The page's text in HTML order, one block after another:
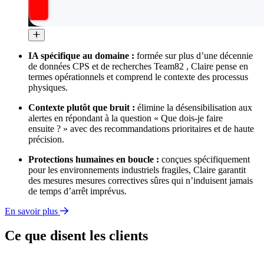
IA spécifique au domaine : formée sur plus d’une décennie
de données CPS et de recherches Team82 , Claire pense en
termes opérationnels et comprend le contexte des processus
physiques.
Contexte plutôt que bruit : élimine la désensibilisation aux
alertes en répondant à la question « Que dois-je faire
ensuite ? » avec des recommandations prioritaires et de haute
précision.
Protections humaines en boucle : conçues spécifiquement
pour les environnements industriels fragiles, Claire garantit
des mesures mesures correctives sûres qui n’induisent jamais
de temps d’arrêt imprévus.
En savoir plus
Ce que disent les clients